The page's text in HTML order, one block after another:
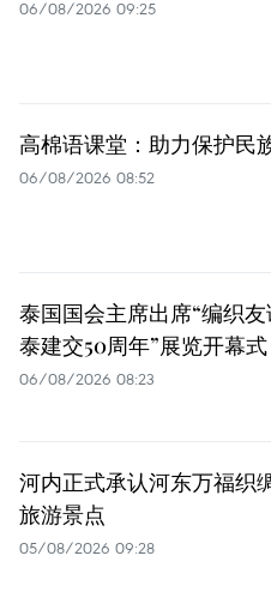
06/08/2026 09:25
高棉语课堂：助力保护民
06/08/2026 08:52
泰国国会主席出席“编织
泰建交50周年”展览开幕式
06/08/2026 08:23
河内正式承认河东万福织
旅游景点
05/08/2026 09:28